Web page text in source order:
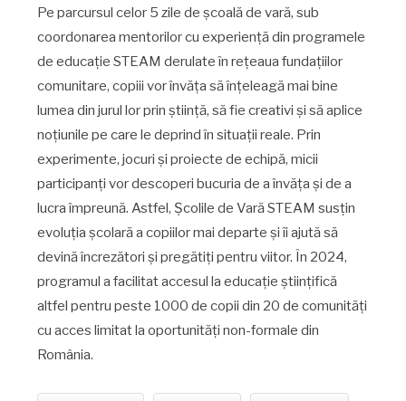
Pe parcursul celor 5 zile de școală de vară, sub
coordonarea mentorilor cu experiență din programele
de educație STEAM derulate în rețeaua fundațiilor
comunitare, copiii vor învăța să înțeleagă mai bine
lumea din jurul lor prin știință, să fie creativi și să aplice
noțiunile pe care le deprind în situații reale. Prin
experimente, jocuri și proiecte de echipă, micii
participanți vor descoperi bucuria de a învăța și de a
lucra împreună. Astfel, Școlile de Vară STEAM susțin
evoluția școlară a copiilor mai departe și îi ajută să
devină încrezători și pregătiți pentru viitor. În 2024,
programul a facilitat accesul la educație științifică
altfel pentru peste 1000 de copii din 20 de comunități
cu acces limitat la oportunități non-formale din
România.